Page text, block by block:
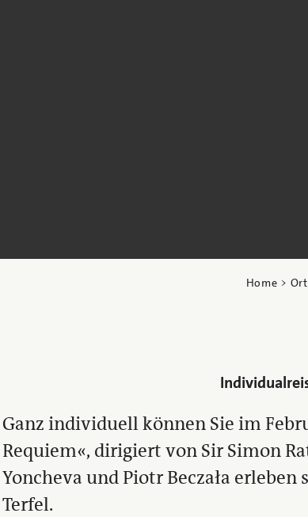
Home >
Ganz individuell können Sie im
Requiem«, dirigiert von Sir Simon
Yoncheva und Piotr Beczała
Terfel.